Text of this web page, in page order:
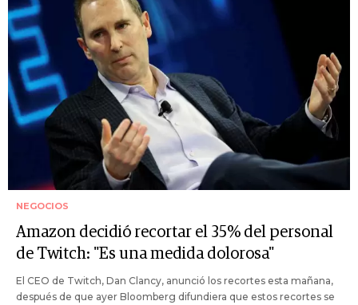
NEGOCIOS
Amazon decidió recortar el 35% del personal
de Twitch: "Es una medida dolorosa"
El CEO de Twitch, Dan Clancy, anunció los recortes esta mañana,
después de que ayer Bloomberg difundiera que estos recortes se